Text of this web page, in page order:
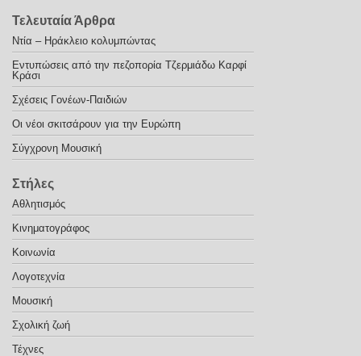
Τελευταία Άρθρα
Ντία – Ηράκλειο κολυμπώντας
Εντυπώσεις από την πεζοπορία Τζερμιάδω Καρφί
Κράσι
Σχέσεις Γονέων-Παιδιών
Οι νέοι σκιτσάρουν για την Ευρώπη
Σύγχρονη Μουσική
Στήλες
Αθλητισμός
Κινηματογράφος
Κοινωνία
Λογοτεχνία
Μουσική
Σχολική ζωή
Τέχνες